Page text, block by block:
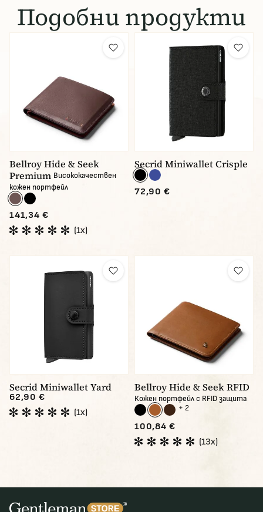
Подобни продукти
Bellroy Hide & Seek
Premium Висококачествен
кожен портфейл
141,34 €
(1x)
Secrid Miniwallet Crisple
72,90 €
Secrid Miniwallet Yard
62,90 €
(1x)
Bellroy Hide & Seek RFID
Кожен портфейл с RFID защита
+ 2
100,84 €
(13x)